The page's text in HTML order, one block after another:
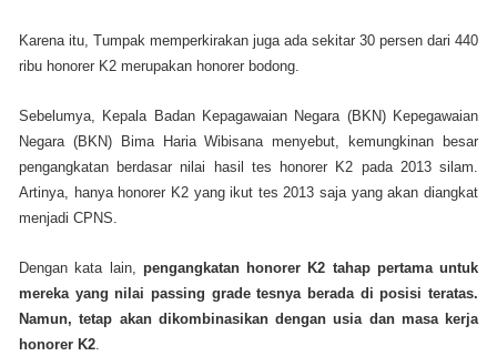
Karena itu, Tumpak memperkirakan juga ada sekitar 30 persen dari 440
ribu honorer K2 merupakan honorer bodong.
Sebelumya, Kepala Badan Kepagawaian Negara (BKN) Kepegawaian
Negara (BKN) Bima Haria Wibisana menyebut, kemungkinan besar
pengangkatan berdasar nilai hasil tes honorer K2 pada 2013 silam.
Artinya, hanya honorer K2 yang ikut tes 2013 saja yang akan diangkat
menjadi CPNS.
Dengan kata lain, pengangkatan honorer K2 tahap pertama untuk
mereka yang nilai passing grade tesnya berada di posisi teratas.
Namun, tetap akan dikombinasikan dengan usia dan masa kerja
honorer K2